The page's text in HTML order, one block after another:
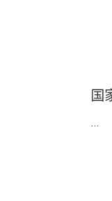
国
...